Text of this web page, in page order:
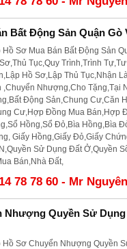
Bất Động Sản Quận Gò
Hồ Sơ Mua Bán Bất Động Sản
Tục,Quy Trình,Trình
Hồ Sơ,Lập Thủ Tục,Nhận
,Chuyển Nhượng,Cho Tặng,Tại
Động Sản,Chung Cư,Căn
Cư,Hợp Đồng Mua Bán,Hợp
Hồng,Sổ Đỏ,Bìa Hồng,Bìa
Giấy Hồng,Giấy Đỏ,Giấy
Sử Dụng Đất Ở,Quyền
Bán,Nhà Đất,
78 78 60 - Mr Nguyên
Nhượng Quyền Sử
Hồ Sơ Chuyển Nhượng Quyền